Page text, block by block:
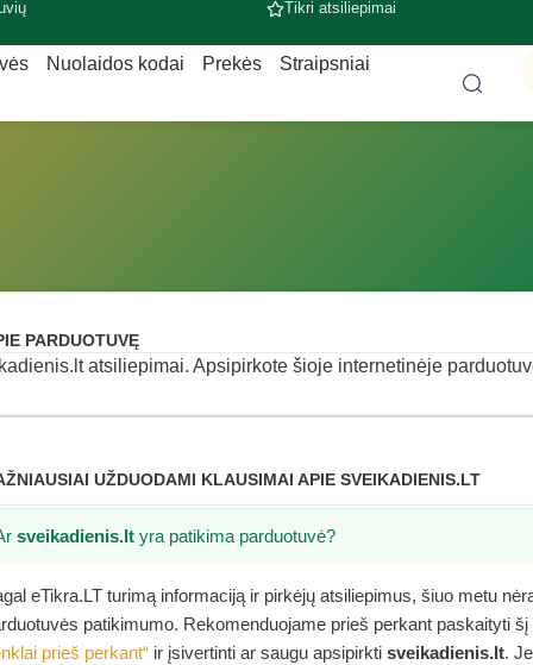
Tikri atsiliepimai
Nuolaidos kodai Prekės Straipsniai
PARDUOTUVĘ
atsiliepimai. Apsipirkote šioje internetinėje
UŽDUODAMI KLAUSIMAI APIE SVEIKADIENIS.LT
sveikadienis.lt yra patikima parduotuvė?
eTikra.LT turimą informaciją ir pirkėjų atsiliepimus, šiuo metu
patikimumo. Rekomenduojame prieš perkant paskaityti šį
prieš perkant“ ir įsivertinti ar saugu apsipirkti sveikadienis.lt.